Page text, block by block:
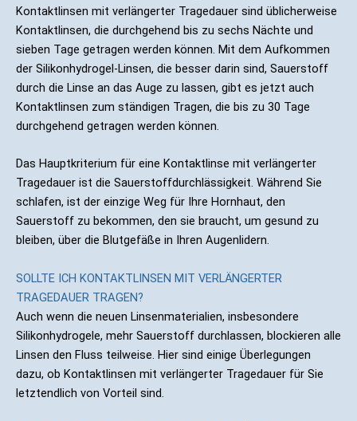
Kontaktlinsen mit verlängerter Tragedauer sind üblicherweise
Kontaktlinsen, die durchgehend bis zu sechs Nächte und
sieben Tage getragen werden können. Mit dem Aufkommen
der Silikonhydrogel-Linsen, die besser darin sind, Sauerstoff
durch die Linse an das Auge zu lassen, gibt es jetzt auch
Kontaktlinsen zum ständigen Tragen, die bis zu 30 Tage
durchgehend getragen werden können.
Das Hauptkriterium für eine Kontaktlinse mit verlängerter
Tragedauer ist die Sauerstoffdurchlässigkeit. Während Sie
schlafen, ist der einzige Weg für Ihre Hornhaut, den
Sauerstoff zu bekommen, den sie braucht, um gesund zu
bleiben, über die Blutgefäße in Ihren Augenlidern.
SOLLTE ICH KONTAKTLINSEN MIT VERLÄNGERTER
TRAGEDAUER TRAGEN?
Auch wenn die neuen Linsenmaterialien, insbesondere
Silikonhydrogele, mehr Sauerstoff durchlassen, blockieren alle
Linsen den Fluss teilweise. Hier sind einige Überlegungen
dazu, ob Kontaktlinsen mit verlängerter Tragedauer für Sie
letztendlich von Vorteil sind.